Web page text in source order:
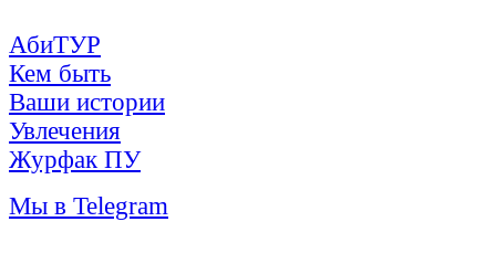
АбиТУР
Кем быть
Ваши истории
Увлечения
Журфак ПУ
Мы в Telegram